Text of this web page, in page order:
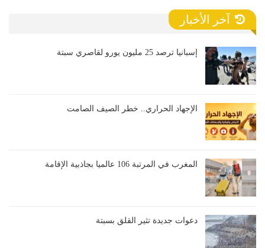
آخر الأخبار
إسبانيا ترصد 25 مليون يورو لقاصري سبتة
الإجهاد الحراري.. خطر الصيف الصامت
المغرب في المرتبة 106 عالميا بجاذبية الإقامة
دعوات جديدة تثير القلق بسبتة